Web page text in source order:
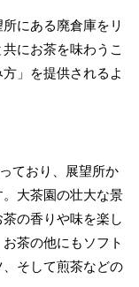
にある廃倉庫をリ
にお茶を味わうこ
」を提供されるよ
ており、展望所か
大茶園の壮大な景
の香りや味を楽し
茶の他にもソフト
そして煎茶などの